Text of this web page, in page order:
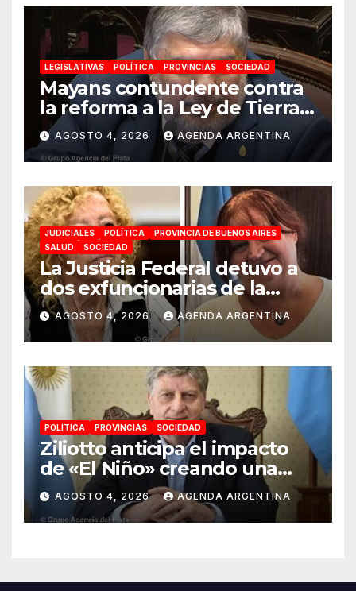
LEGISLATIVAS POLÍTICA PROVINCIAS SOCIEDAD
Mayans contundente contra
la reforma a la Ley de Tierras:
«Esta ley vende el país»
AGOSTO 4, 2026 AGENDA ARGENTINA
JUDICIALES POLÍTICA
PROVINCIA DE BUENOS AIRES
SALUD
SOCIEDAD
La Justicia Federal detuvo a
dos exfuncionarias de la
ANMAT y el INAME por la
causa del fentanilo
contaminado
AGOSTO 4, 2026 AGENDA ARGENTINA
POLÍTICA PROVINCIAS SOCIEDAD
Ziliotto anticipa el impacto
de «El Niño» creando una
«Unidad de Gestión» para
proteger el territorio
pampeano
AGOSTO 4, 2026 AGENDA ARGENTINA